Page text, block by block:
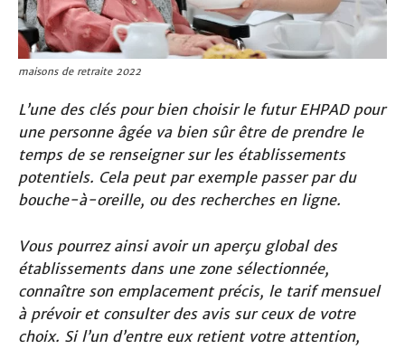
maisons de retraite 2022
L’une des clés pour bien choisir le futur EHPAD pour
une personne âgée va bien sûr être de prendre le
temps de se renseigner sur les établissements
potentiels. Cela peut par exemple passer par du
bouche-à-oreille, ou des recherches en ligne.
Vous pourrez ainsi avoir un aperçu global des
établissements dans une zone sélectionnée,
connaître son emplacement précis, le tarif mensuel
à prévoir et consulter des avis sur ceux de votre
choix. Si l’un d’entre eux retient votre attention,